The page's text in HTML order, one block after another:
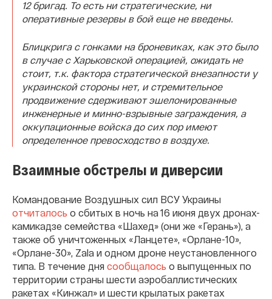
12 бригад. То есть ни стратегические, ни
оперативные резервы в бой еще не введены.
Блицкрига с гонками на броневиках, как это было
в случае с Харьковской операцией, ожидать не
стоит, т.к. фактора стратегической внезапности у
украинской стороны нет, и стремительное
продвижение сдерживают эшелонированные
инженерные и минно-взрывные заграждения, а
оккупационные войска до сих пор имеют
определенное превосходство в воздухе.
Взаимные обстрелы и диверсии
Командование Воздушных сил ВСУ Украины
отчиталось о сбитых в ночь на 16 июня двух дронах-
камикадзе семейства «Шахед» (они же «Герань»), а
также об уничтоженных «Ланцете», «Орлане-10»,
«Орлане-30», Zala и одном дроне неустановленного
типа. В течение дня сообщалось о выпущенных по
территории страны шести аэробаллистических
ракетах «Кинжал» и шести крылатых ракетах